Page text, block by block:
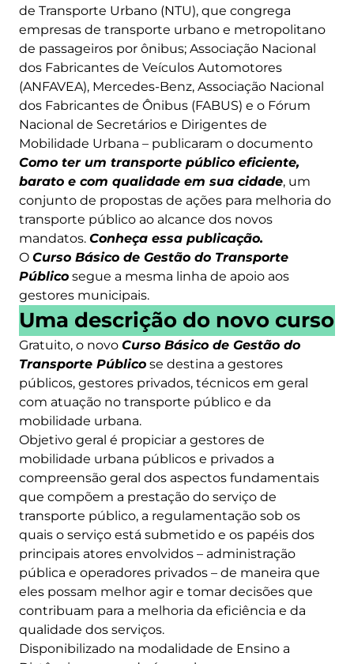
de Transporte Urbano (NTU), que congrega
empresas de transporte urbano e metropolitano
de passageiros por ônibus; Associação Nacional
dos Fabricantes de Veículos Automotores
(ANFAVEA), Mercedes-Benz, Associação Nacional
dos Fabricantes de Ônibus (FABUS) e o Fórum
Nacional de Secretários e Dirigentes de
Mobilidade Urbana – publicaram o documento
Como ter um transporte público eficiente,
barato e com qualidade em sua cidade, um
conjunto de propostas de ações para melhoria do
transporte público ao alcance dos novos
mandatos. Conheça essa publicação.
O Curso Básico de Gestão do Transporte
Público segue a mesma linha de apoio aos
gestores municipais.
Uma descrição do novo curso
Gratuito, o novo Curso Básico de Gestão do
Transporte Público se destina a gestores
públicos, gestores privados, técnicos em geral
com atuação no transporte público e da
mobilidade urbana.
Objetivo geral é propiciar a gestores de
mobilidade urbana públicos e privados a
compreensão geral dos aspectos fundamentais
que compõem a prestação do serviço de
transporte público, a regulamentação sob os
quais o serviço está submetido e os papéis dos
principais atores envolvidos – administração
pública e operadores privados – de maneira que
eles possam melhor agir e tomar decisões que
contribuam para a melhoria da eficiência e da
qualidade dos serviços.
Disponibilizado na modalidade de Ensino a